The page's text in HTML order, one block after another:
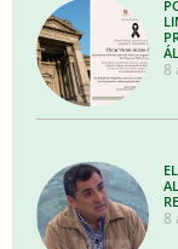
8
8